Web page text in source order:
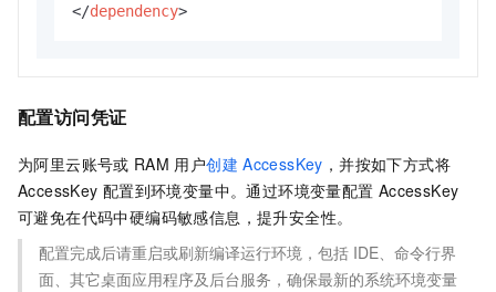
</dependency>
配置访问凭证
为阿里云账号或 RAM 用户创建 AccessKey ，并按如下方式将
AccessKey 配置到环境变量中。通过环境变量配置 AccessKey
可避免在代码中硬编码敏感信息，提升安全性。
配置完成后请重启或刷新编译运行环境，包括 IDE、命令行界
面、其它桌面应用程序及后台服务，确保最新的系统环境变量